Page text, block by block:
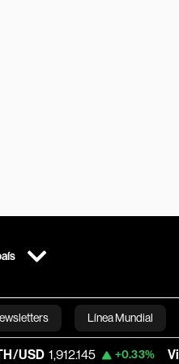
Línea Mundial
Bloomberg
+0.33% Visa 362.04